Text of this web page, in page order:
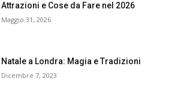
Attrazioni e Cose da Fare nel 2026
Maggio 31, 2026
Natale a Londra: Magia e Tradizioni
Dicembre 7, 2023